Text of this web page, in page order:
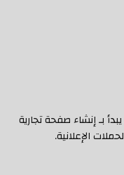
بـ إنشاء صفحة تجارية
الإعلانية.